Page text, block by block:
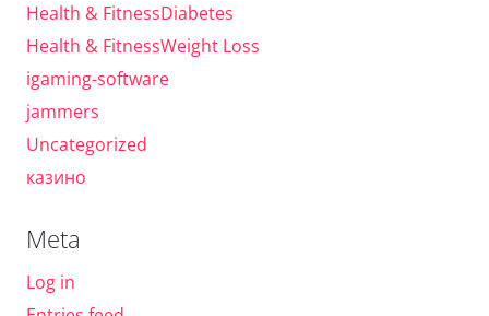
Health & FitnessDiabetes
Health & FitnessWeight Loss
igaming-software
jammers
Uncategorized
казино
Meta
Log in